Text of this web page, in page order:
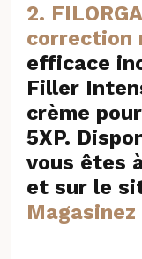
2.
correction
efficace
Filler
crème
5XP.
vous êtes
et sur le
Magasinez